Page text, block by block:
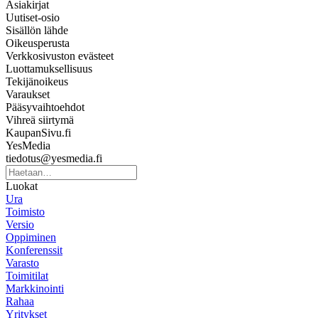
Asiakirjat
Uutiset-osio
Sisällön lähde
Oikeusperusta
Verkkosivuston evästeet
Luottamuksellisuus
Tekijänoikeus
Varaukset
Pääsyvaihtoehdot
Vihreä siirtymä
KaupanSivu.fi
YesMedia
tiedotus@yesmedia.fi
Luokat
Ura
Toimisto
Versio
Oppiminen
Konferenssit
Varasto
Toimitilat
Markkinointi
Rahaa
Yritykset